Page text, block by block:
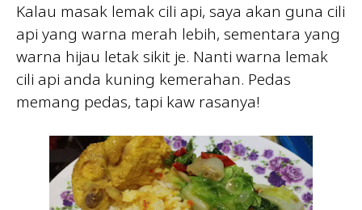
Kalau masak lemak cili api, saya akan guna cili
api yang warna merah lebih, sementara yang
warna hijau letak sikit je. Nanti warna lemak
cili api anda kuning kemerahan. Pedas
memang pedas, tapi kaw rasanya!